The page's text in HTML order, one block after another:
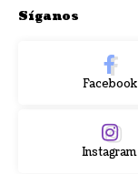
Síganos
Facebook
Instagram